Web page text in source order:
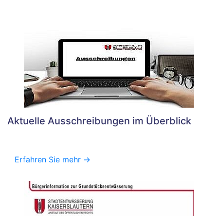
Aktuelle Ausschreibungen im Überblick
Erfahren Sie mehr ->